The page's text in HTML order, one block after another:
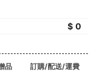
0
品 訂購/配送/運費